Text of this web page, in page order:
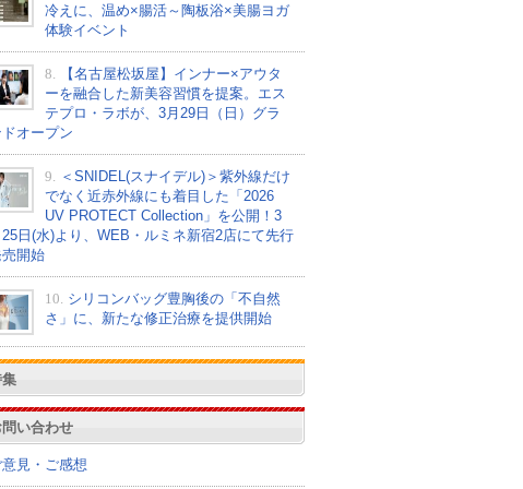
冷えに、温め×腸活～陶板浴×美腸ヨガ
体験イベント
8.
【名古屋松坂屋】インナー×アウタ
ーを融合した新美容習慣を提案。エス
テプロ・ラボが、3月29日（日）グラ
ドオープン
9.
＜SNIDEL(スナイデル)＞紫外線だけ
でなく近赤外線にも着目した「2026
UV PROTECT Collection」を公開！3
25日(水)より、WEB・ルミネ新宿2店にて先行
開始
10. シリコンバッグ豊胸後の「不自然
さ」に、新たな修正治療を提供開始
問い合わせ
意見・ご感想